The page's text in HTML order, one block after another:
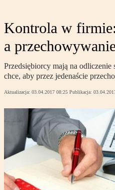
Kontrola w
a
Przedsiębiorcy mają na odliczenie
chce, aby przez jedenaście
Aktualizacja: 03.04.2017 08:25 Publikacja: